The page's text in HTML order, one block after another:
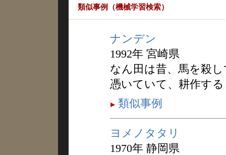
類似事例（機械学習検索）
ナンデン
1992年 宮崎県
なん田は昔、馬を殺
憑いていて、耕作す
類似事例
ヨメノタタリ
1970年 静岡県